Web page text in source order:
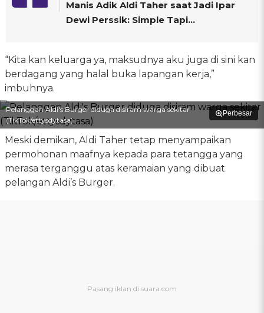
Manis Adik Aldi Taher saat Jadi Ipar
Dewi Perssik: Simple Tapi...
“Kita kan keluarga ya, maksudnya aku juga di sini kan
berdagang yang halal buka lapangan kerja,”
imbuhnya.
Perbesar
Pelanggan Aldi's Burger diduga disiram warga sekitar
(TikTok/ettysdytasa)
Meski demikan, Aldi Taher tetap menyampaikan
permohonan maafnya kepada para tetangga yang
merasa terganggu atas keramaian yang dibuat
pelangan Aldi’s Burger.